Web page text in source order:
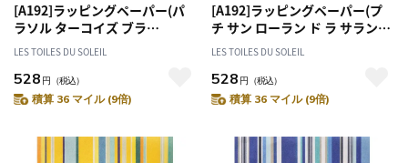
[A192]ラッピングペーパー(パ
ラソル ターコイズ ブラ
ン/PARASOL Turquoise Blanc)
LES TOILES DU SOLEIL
528 円 （税込）
積算 36 マイル (9倍)
[A192]ラッピングペーパー(プ
チ サン ローラン ド ラ サランク
ブラン ロア/PETIT ST
Blanc Roy) 包装紙
LES TOILES DU SOLEIL
528 円 （税込）
積算 36 マイル (9倍)